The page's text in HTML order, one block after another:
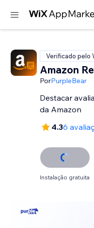
Verificado pelo
Amazon
PorPurpleBear
Destacar
da Amazon
4.36
Instalação gratuita